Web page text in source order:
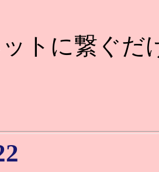
トに繋ぐだ